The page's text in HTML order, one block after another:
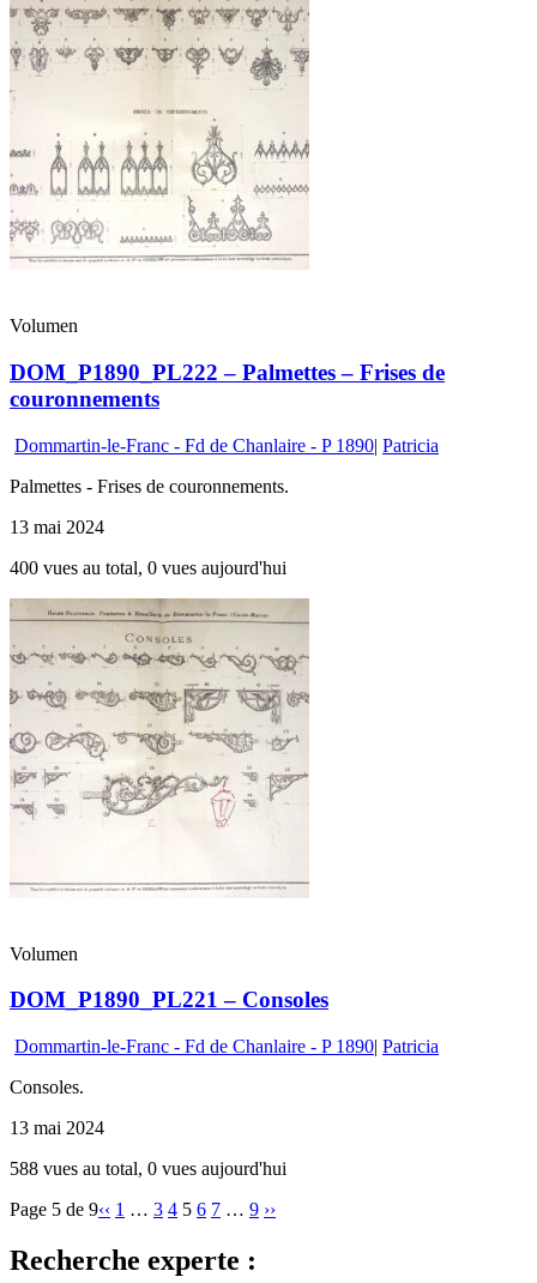
Volumen
DOM_P1890_PL222 – Palmettes – Frises de
couronnements
Dommartin-le-Franc - Fd de Chanlaire - P 1890| Patricia
Palmettes - Frises de couronnements.
13 mai 2024
400 vues au total, 0 vues aujourd'hui
Volumen
DOM_P1890_PL221 – Consoles
Dommartin-le-Franc - Fd de Chanlaire - P 1890| Patricia
Consoles.
13 mai 2024
588 vues au total, 0 vues aujourd'hui
Page 5 de 9‹‹ 1 … 3 4 5 6 7 … 9 ››
Recherche experte :